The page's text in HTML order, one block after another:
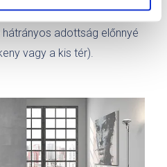
amiben megmutatjuk,
adottság előnnyé
vagy a kis tér).